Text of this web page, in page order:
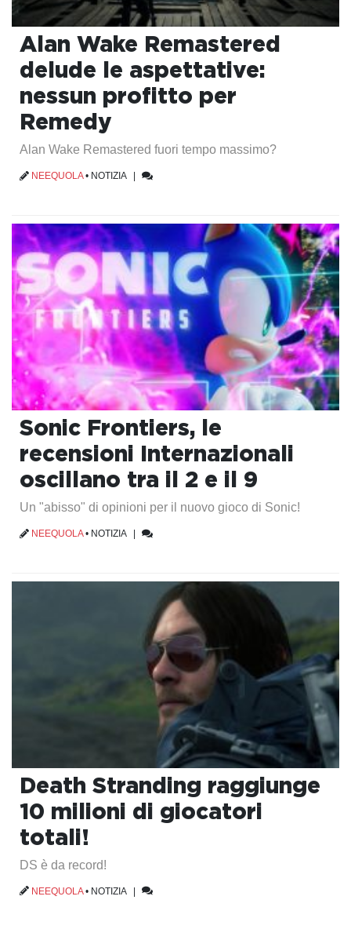
Alan Wake Remastered
delude le aspettative:
nessun profitto per
Remedy
Alan Wake Remastered fuori tempo massimo?
NEEQUOLA• NOTIZIA|
Sonic Frontiers, le
recensioni Internazionali
oscillano tra il 2 e il 9
Un "abisso" di opinioni per il nuovo gioco di Sonic!
NEEQUOLA• NOTIZIA|
Death Stranding raggiunge
10 milioni di giocatori
totali!
DS è da record!
NEEQUOLA• NOTIZIA|